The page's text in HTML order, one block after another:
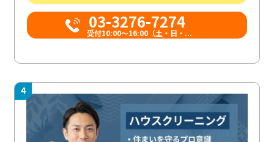
03-3276-7274
受付10:00〜16:00（土・日・...
4